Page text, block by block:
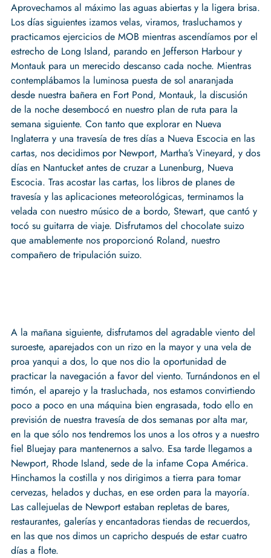
Aprovechamos al máximo las aguas abiertas y la ligera brisa.
Los días siguientes izamos velas, viramos, trasluchamos y
practicamos ejercicios de MOB mientras ascendíamos por el
estrecho de Long Island, parando en Jefferson Harbour y
Montauk para un merecido descanso cada noche. Mientras
contemplábamos la luminosa puesta de sol anaranjada
desde nuestra bañera en Fort Pond, Montauk, la discusión
de la noche desembocó en nuestro plan de ruta para la
semana siguiente. Con tanto que explorar en Nueva
Inglaterra y una travesía de tres días a Nueva Escocia en las
cartas, nos decidimos por Newport, Martha’s Vineyard, y dos
días en Nantucket antes de cruzar a Lunenburg, Nueva
Escocia. Tras acostar las cartas, los libros de planes de
travesía y las aplicaciones meteorológicas, terminamos la
velada con nuestro músico de a bordo, Stewart, que cantó y
tocó su guitarra de viaje. Disfrutamos del chocolate suizo
que amablemente nos proporcionó Roland, nuestro
compañero de tripulación suizo.
A la mañana siguiente, disfrutamos del agradable viento del
suroeste, aparejados con un rizo en la mayor y una vela de
proa yanqui a dos, lo que nos dio la oportunidad de
practicar la navegación a favor del viento. Turnándonos en el
timón, el aparejo y la trasluchada, nos estamos convirtiendo
poco a poco en una máquina bien engrasada, todo ello en
previsión de nuestra travesía de dos semanas por alta mar,
en la que sólo nos tendremos los unos a los otros y a nuestro
fiel Bluejay para mantenernos a salvo. Esa tarde llegamos a
Newport, Rhode Island, sede de la infame Copa América.
Hinchamos la costilla y nos dirigimos a tierra para tomar
cervezas, helados y duchas, en ese orden para la mayoría.
Las callejuelas de Newport estaban repletas de bares,
restaurantes, galerías y encantadoras tiendas de recuerdos,
en las que nos dimos un capricho después de estar cuatro
días a flote.